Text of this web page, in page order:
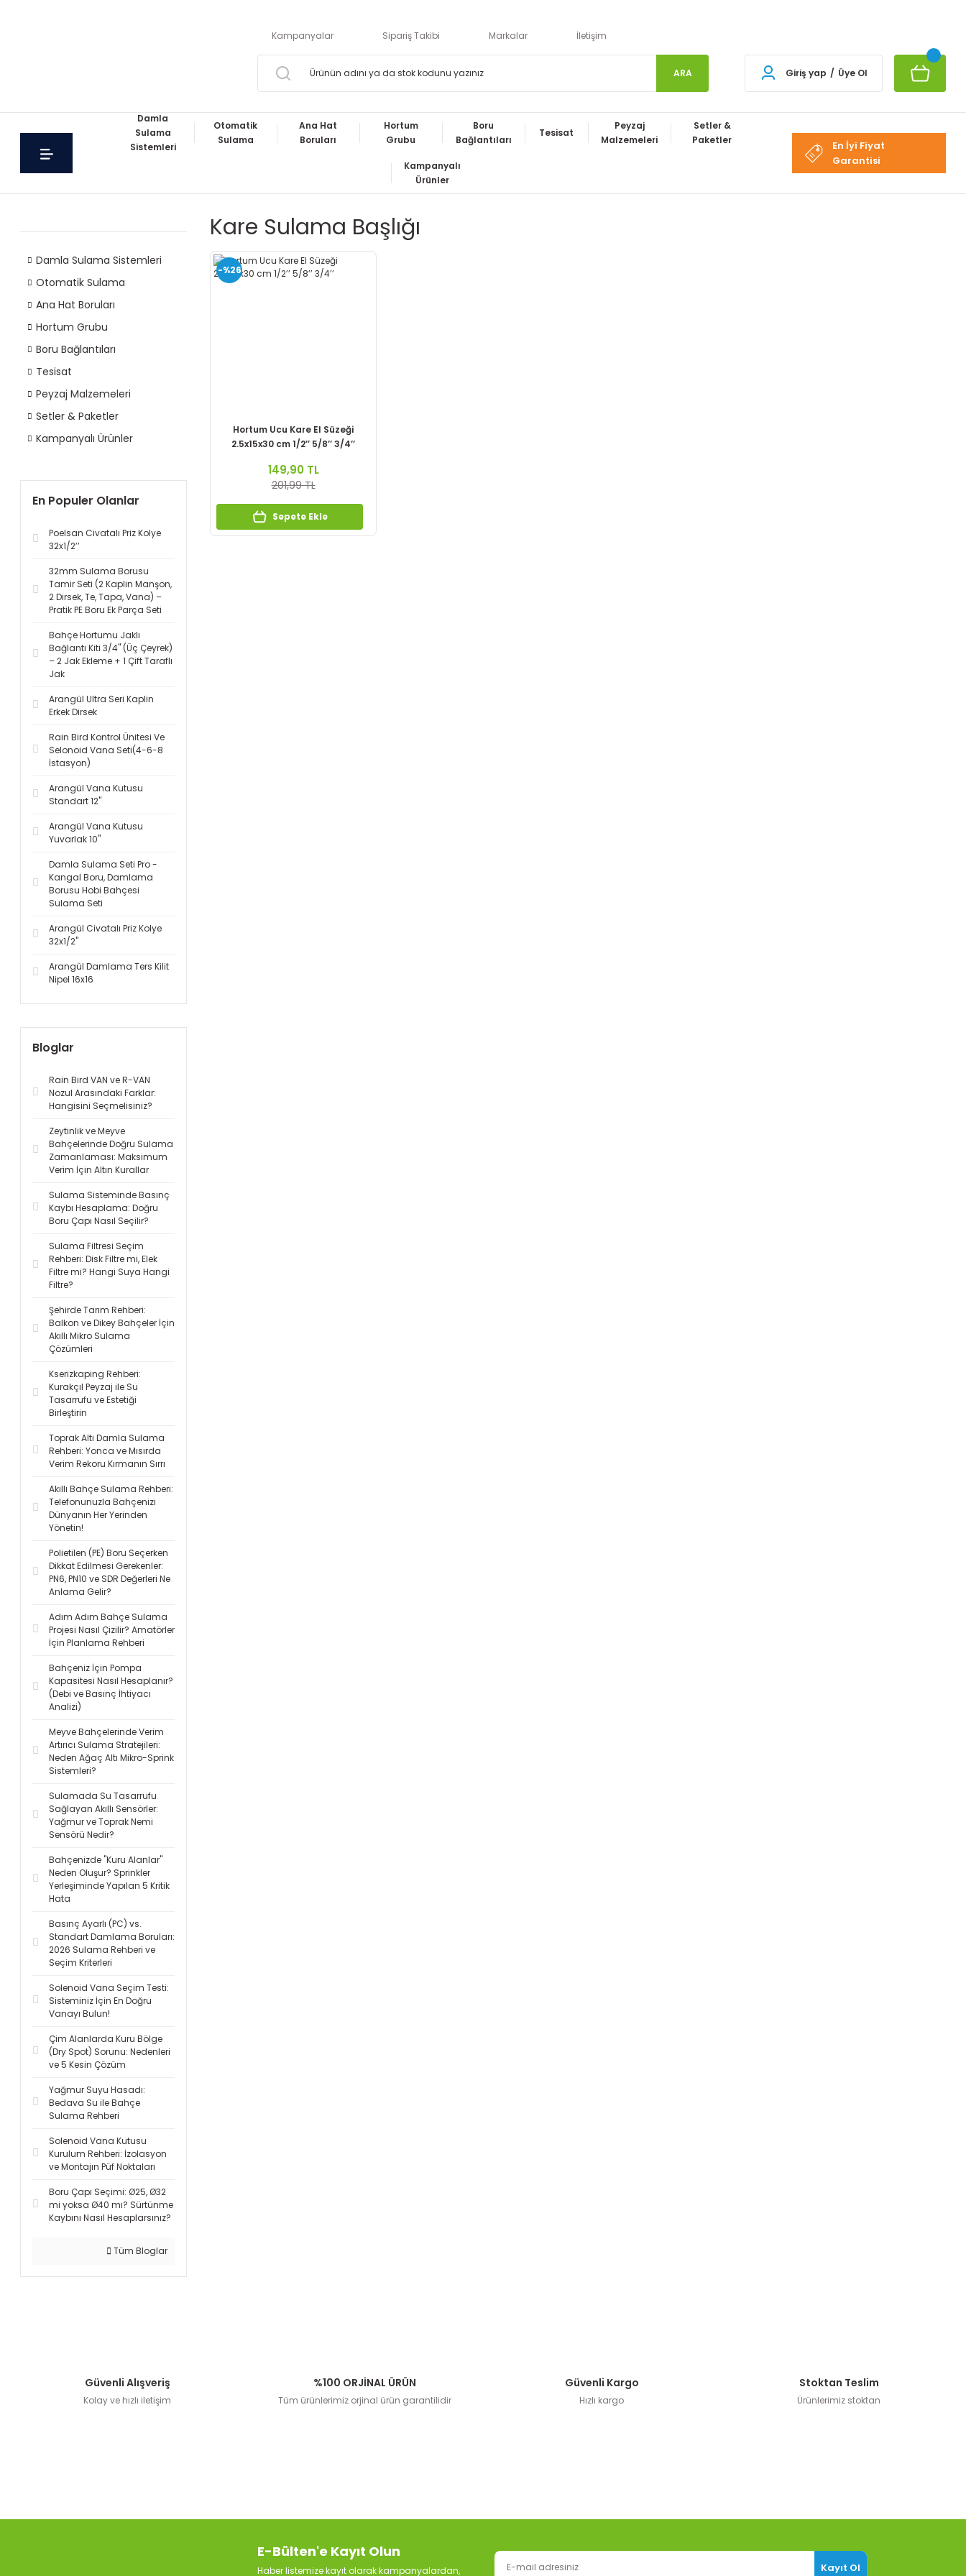
Kampanyalar Sipariş Takibi Markalar İletişim
ARA Giriş yap / Üye Ol
Damla
Sulama
Sistemleri
Otomatik
Sulama
Ana Hat
Boruları
Hortum
Grubu
Boru
Bağlantıları
Tesisat
Peyzaj
Malzemeleri
Setler &
Paketler
Kampanyalı
Ürünler
En İyi Fiyat
Garantisi
Damla Sulama Sistemleri
Otomatik Sulama
Ana Hat Boruları
Hortum Grubu
Boru Bağlantıları
Tesisat
Peyzaj Malzemeleri
Setler & Paketler
Kampanyalı Ürünler
En Populer Olanlar
Poelsan Civatalı Priz Kolye
32x1/2’’
32mm Sulama Borusu
Tamir Seti (2 Kaplin Manşon,
2 Dirsek, Te, Tapa, Vana) –
Pratik PE Boru Ek Parça Seti
Bahçe Hortumu Jaklı
Bağlantı Kiti 3/4'' (Üç Çeyrek)
– 2 Jak Ekleme + 1 Çift Taraflı
Jak
Arangül Ultra Seri Kaplin
Erkek Dirsek
Rain Bird Kontrol Ünitesi Ve
Selonoid Vana Seti(4-6-8
İstasyon)
Arangül Vana Kutusu
Standart 12''
Arangül Vana Kutusu
Yuvarlak 10''
Damla Sulama Seti Pro -
Kangal Boru, Damlama
Borusu Hobi Bahçesi
Sulama Seti
Arangül Civatalı Priz Kolye
32x1/2''
Arangül Damlama Ters Kilit
Nipel 16x16
Bloglar
Rain Bird VAN ve R-VAN
Nozul Arasındaki Farklar:
Hangisini Seçmelisiniz?
Zeytinlik ve Meyve
Bahçelerinde Doğru Sulama
Zamanlaması: Maksimum
Verim İçin Altın Kurallar
Sulama Sisteminde Basınç
Kaybı Hesaplama: Doğru
Boru Çapı Nasıl Seçilir?
Sulama Filtresi Seçim
Rehberi: Disk Filtre mi, Elek
Filtre mi? Hangi Suya Hangi
Filtre?
Şehirde Tarım Rehberi:
Balkon ve Dikey Bahçeler İçin
Akıllı Mikro Sulama
Çözümleri
Kserizkaping Rehberi:
Kurakçıl Peyzaj ile Su
Tasarrufu ve Estetiği
Birleştirin
Toprak Altı Damla Sulama
Rehberi: Yonca ve Mısırda
Verim Rekoru Kırmanın Sırrı
Akıllı Bahçe Sulama Rehberi:
Telefonunuzla Bahçenizi
Dünyanın Her Yerinden
Yönetin!
Polietilen (PE) Boru Seçerken
Dikkat Edilmesi Gerekenler:
PN6, PN10 ve SDR Değerleri Ne
Anlama Gelir?
Adım Adım Bahçe Sulama
Projesi Nasıl Çizilir? Amatörler
İçin Planlama Rehberi
Bahçeniz İçin Pompa
Kapasitesi Nasıl Hesaplanır?
(Debi ve Basınç İhtiyacı
Analizi)
Meyve Bahçelerinde Verim
Artırıcı Sulama Stratejileri:
Neden Ağaç Altı Mikro-Sprink
Sistemleri?
Sulamada Su Tasarrufu
Sağlayan Akıllı Sensörler:
Yağmur ve Toprak Nemi
Sensörü Nedir?
Bahçenizde "Kuru Alanlar"
Neden Oluşur? Sprinkler
Yerleşiminde Yapılan 5 Kritik
Hata
Basınç Ayarlı (PC) vs.
Standart Damlama Boruları:
2026 Sulama Rehberi ve
Seçim Kriterleri
Solenoid Vana Seçim Testi:
Sisteminiz İçin En Doğru
Vanayı Bulun!
Çim Alanlarda Kuru Bölge
(Dry Spot) Sorunu: Nedenleri
ve 5 Kesin Çözüm
Yağmur Suyu Hasadı:
Bedava Su ile Bahçe
Sulama Rehberi
Solenoid Vana Kutusu
Kurulum Rehberi: İzolasyon
ve Montajın Püf Noktaları
Boru Çapı Seçimi: Ø25, Ø32
mi yoksa Ø40 mı? Sürtünme
Kaybını Nasıl Hesaplarsınız?
Tüm Bloglar
Kare Sulama Başlığı
-%26
Hortum Ucu Kare El Süzeği
2.5x15x30 cm 1/2’’ 5/8’’ 3/4’’
149,90 TL
201,99 TL
Sepete Ekle
Güvenli Alışveriş
Kolay ve hızlı iletişim
%100 ORJİNAL ÜRÜN
Tüm ürünlerimiz orjinal ürün garantilidir
Güvenli Kargo
Hızlı kargo
Stoktan Teslim
Ürünlerimiz stoktan
E-Bülten'e Kayıt Olun
Haber listemize kayıt olarak kampanyalardan, Kayıt Ol